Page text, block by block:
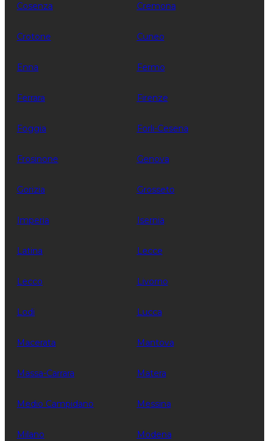
Cosenza Cremona
Crotone Cuneo
Enna Fermo
Ferrara Firenze
Foggia Forli-Cesena
Frosinone Genova
Gorizia Grosseto
Imperia Isernia
Latina Lecce
Lecco Livorno
Lodi Lucca
Macerata Mantova
Massa-Carrara Matera
Medio Campidano Messina
Milano Modena